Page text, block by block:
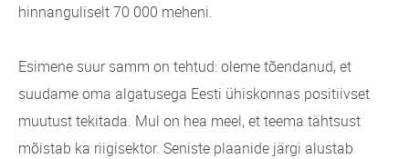
hinnanguliselt 70 000 meheni.
Esimene suur samm on tehtud: oleme tõendanud, et
suudame oma algatusega Eesti ühiskonnas positiivset
muutust tekitada. Mul on hea meel, et teema tähtsust
mõistab ka riigisektor. Seniste plaanide järgi alustab